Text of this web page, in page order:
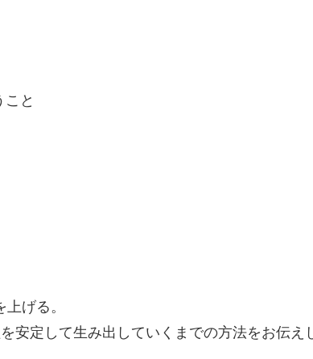
こと
げる。
安定して生み出していくまでの方法をお伝え